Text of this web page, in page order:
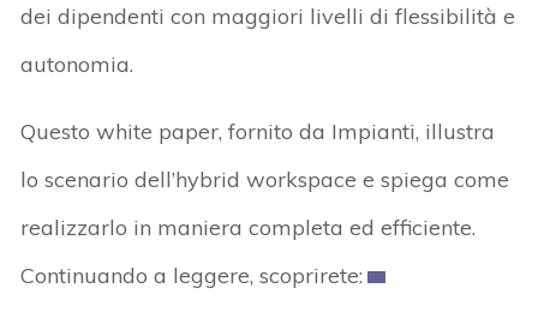
dei dipendenti con maggiori livelli di flessibilità e
autonomia.
Questo white paper, fornito da Impianti, illustra
lo scenario dell’hybrid workspace e spiega come
realizzarlo in maniera completa ed efficiente.
Continuando a leggere, scoprirete: